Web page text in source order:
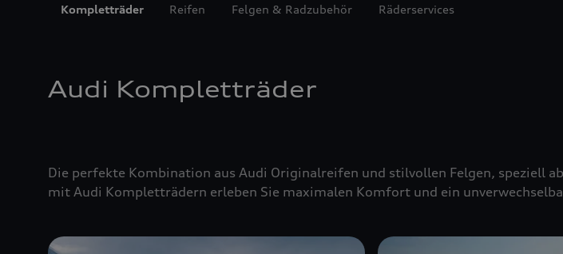
Kompletträder Reifen Felgen & Radzubehör Räderservices
Audi Kompletträder
Die perfekte Kombination aus Audi Originalreifen und stilvollen Felgen, speziell
mit Audi Kompletträdern erleben Sie maximalen Komfort und ein